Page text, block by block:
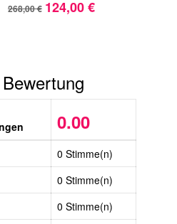
268,00 € 124,00 €
0.00
0 Stimme(n)
0 Stimme(n)
0 Stimme(n)